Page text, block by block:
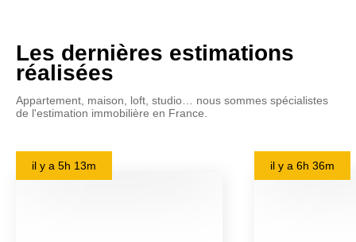
Les dernières estimations
réalisées
Appartement, maison, loft, studio… nous sommes spécialistes
de l'estimation immobilière en France.
il y a 5h 13m il y a 6h 36m